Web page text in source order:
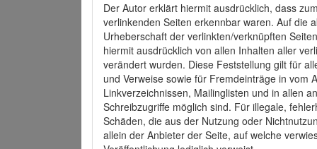
Der Autor erklärt hiermit ausdrücklich, dass
verlinkenden Seiten erkennbar waren. Auf die
Urheberschaft der verlinkten/verknüpften
hiermit ausdrücklich von allen Inhalten aller
verändert wurden. Diese Feststellung gilt für
und Verweise sowie für Fremdeinträge in vom
Linkverzeichnissen, Mailinglisten und in allen
Schreibzugriffe möglich sind. Für illegale,
Schäden, die aus der Nutzung oder
allein der Anbieter der Seite, auf welche